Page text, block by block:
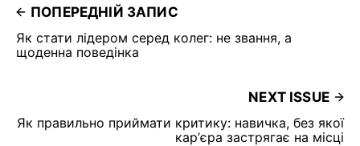
ПОПЕРЕДНІЙ ЗАПИС
Як стати лідером серед колег: не звання, а
щоденна поведінка
NEXT ISSUE
Як правильно приймати критику: навичка, без якої
кар’єра застрягає на місці